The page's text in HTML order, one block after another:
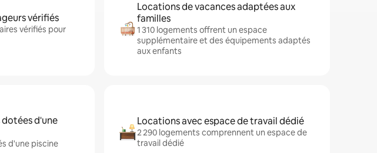
vérifiés
vérifiés pour
Locations de vacances adaptées aux
familles
1 310 logements offrent un espace
supplémentaire et des équipements adaptés
aux enfants
d'une
d'une piscine
Locations avec espace de travail dédié
2 290 logements comprennent un espace de
travail dédié